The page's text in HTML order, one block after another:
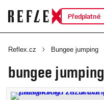
Předplatné
Reflex.cz Bungee jumping
bungee jumping